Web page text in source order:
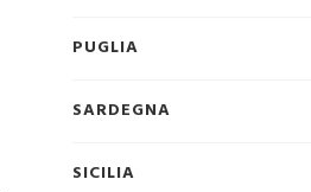
PUGLIA
SARDEGNA
SICILIA